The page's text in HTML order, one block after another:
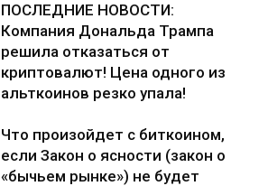
ПОСЛЕДНИЕ НОВОСТИ:
Компания Дональда Трампа
решила отказаться от
криптовалют! Цена одного из
альткоинов резко упала!
Что произойдет с биткоином,
если Закон о ясности (закон о
«бычьем рынке») не будет